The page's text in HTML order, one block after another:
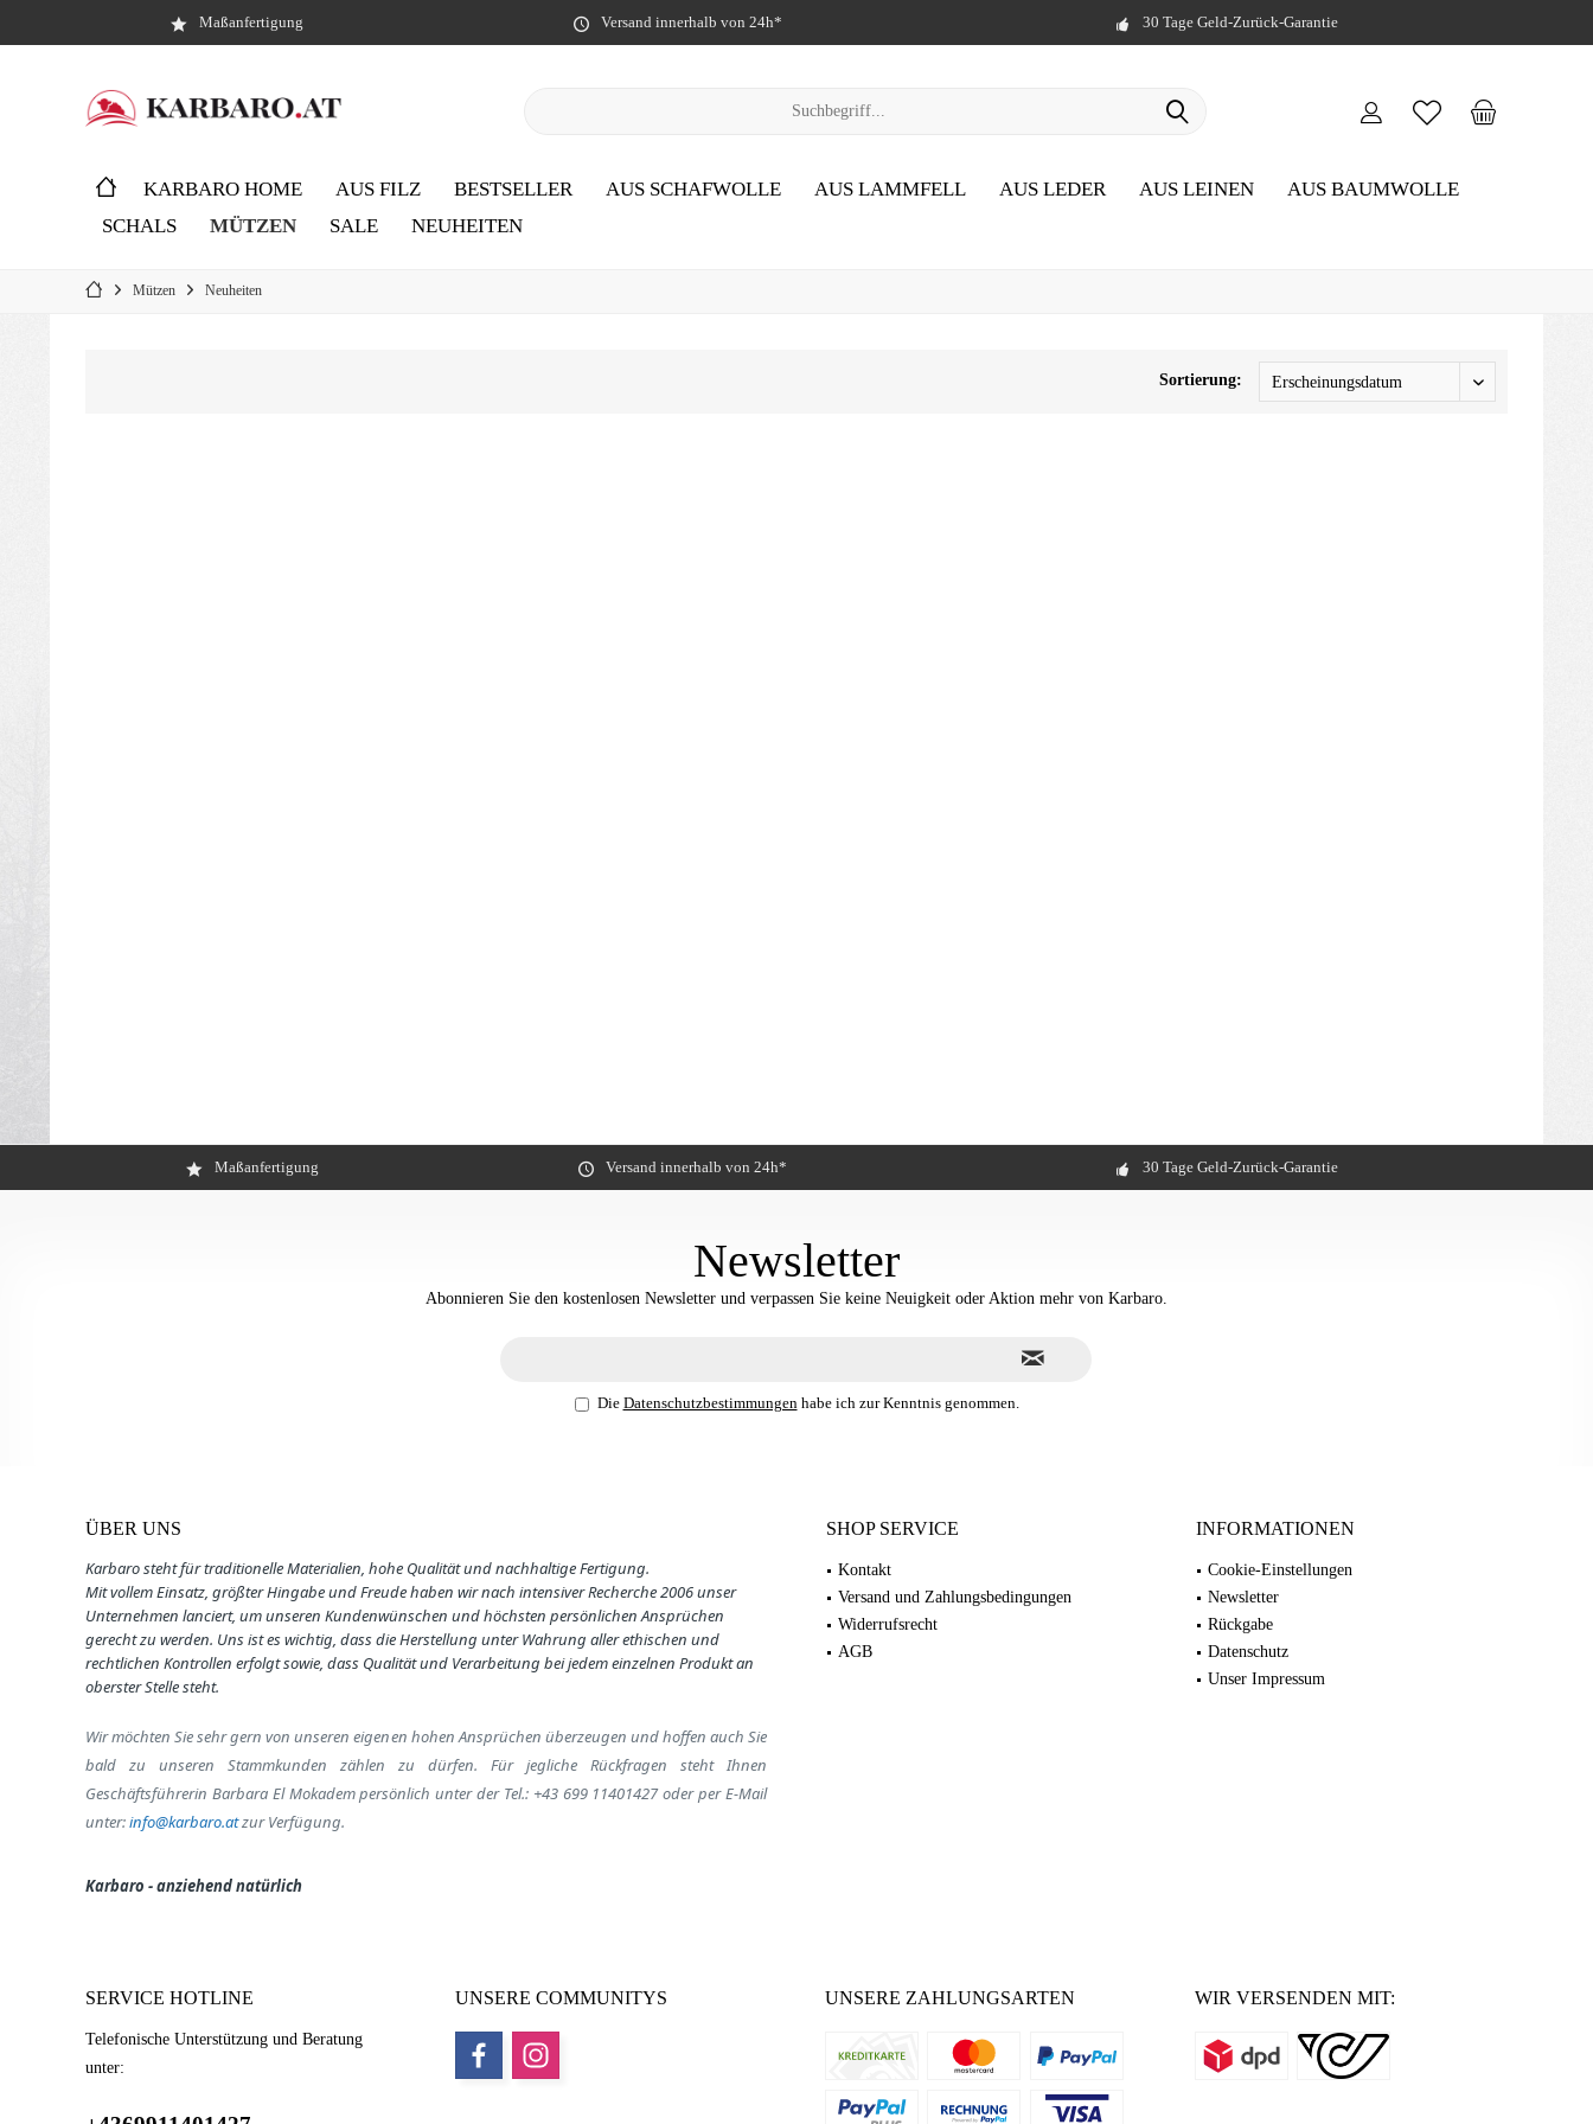
Maßanfertigung Versand innerhalb von 24h* 30 Tage Geld-Zurück-Garantie
KARBARO HOME AUS FILZ BESTSELLER AUS SCHAFWOLLE AUS LAMMFELL AUS LEDER AUS LEINEN
AUS BAUMWOLLE
SCHALS
MÜTZEN SALE NEUHEITEN
Mützen Neuheiten
Sortierung:
Maßanfertigung Versand innerhalb von 24h* 30 Tage Geld-Zurück-Garantie
Newsletter
Abonnieren Sie den kostenlosen Newsletter und verpassen Sie keine Neuigkeit oder Aktion mehr von Karbaro.
Die Datenschutzbestimmungenhabe ich zur Kenntnis genommen.
ÜBER UNS
Karbaro steht für traditionelle Materialien, hohe Qualität und nachhaltige Fertigung.
Mit vollem Einsatz, größter Hingabe und Freude haben wir nach intensiver Recherche 2006 unser
Unternehmen lanciert, um unseren Kundenwünschen und höchsten persönlichen Ansprüchen
gerecht zu werden. Uns ist es wichtig, dass die Herstellung unter Wahrung aller ethischen und
rechtlichen Kontrollen erfolgt sowie, dass Qualität und Verarbeitung bei jedem einzelnen Produkt an
oberster Stelle steht.
Wir möchten Sie sehr gern von unseren eigenen hohen Ansprüchen überzeugen und hoffen auch Sie
bald zu unseren Stammkunden zählen zu dürfen. Für jegliche Rückfragen steht Ihnen
Geschäftsführerin Barbara El Mokadem persönlich unter der Tel.: +43 699 11401427oder per E-Mail
unter:info@karbaro.atzur Verfügung.
Karbaro - anziehend natürlich
SHOP SERVICE
Kontakt
Versand und Zahlungsbedingungen
Widerrufsrecht
AGB
INFORMATIONEN
Cookie-Einstellungen
Newsletter
Rückgabe
Datenschutz
Unser Impressum
SERVICE HOTLINE
Telefonische Unterstützung und Beratung
unter:
UNSERE COMMUNITYS UNSERE ZAHLUNGSARTEN WIR VERSENDEN MIT: